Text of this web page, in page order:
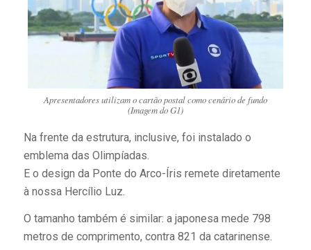
Apresentadores utilizam o cartão postal como cenário de fundo
(Imagem do G1)
Na frente da estrutura, inclusive, foi instalado o
emblema das Olimpíadas.
E o design da Ponte do Arco-Íris remete diretamente
à nossa Hercílio Luz.
O tamanho também é similar: a japonesa mede 798
metros de comprimento, contra 821 da catarinense.